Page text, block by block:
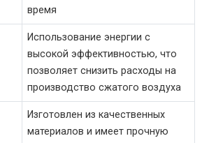
время
Использование энергии с
высокой эффективностью, что
позволяет снизить расходы на
производство сжатого воздуха
Изготовлен из качественных
материалов и имеет прочную